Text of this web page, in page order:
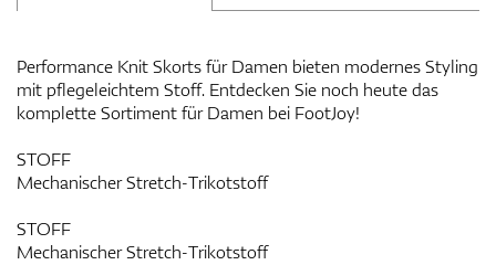
Performance Knit Skorts für Damen bieten modernes Styling
mit pflegeleichtem Stoff. Entdecken Sie noch heute das
komplette Sortiment für Damen bei FootJoy!
STOFF
Mechanischer Stretch-Trikotstoff
STOFF
Mechanischer Stretch-Trikotstoff